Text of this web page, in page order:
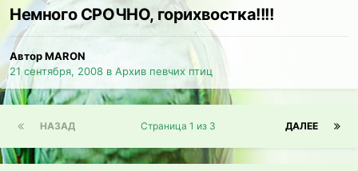
Немного СРОЧНО, горихвостка!!!!
Автор MARON
21 сентября, 2008 в Архив певчих птиц
НАЗАД ДАЛЕЕ
Страница 1 из 3